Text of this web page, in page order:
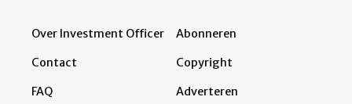
Over Investment Officer
Contact
FAQ
Abonneren
Copyright
Adverteren